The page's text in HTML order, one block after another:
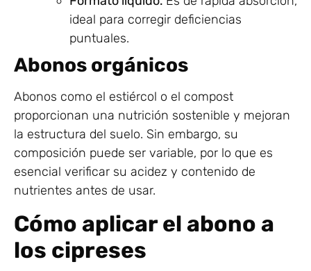
ideal para corregir deficiencias
puntuales.
Abonos orgánicos
Abonos como el estiércol o el compost
proporcionan una nutrición sostenible y mejoran
la estructura del suelo. Sin embargo, su
composición puede ser variable, por lo que es
esencial verificar su acidez y contenido de
nutrientes antes de usar.
Cómo aplicar el abono a
los cipreses